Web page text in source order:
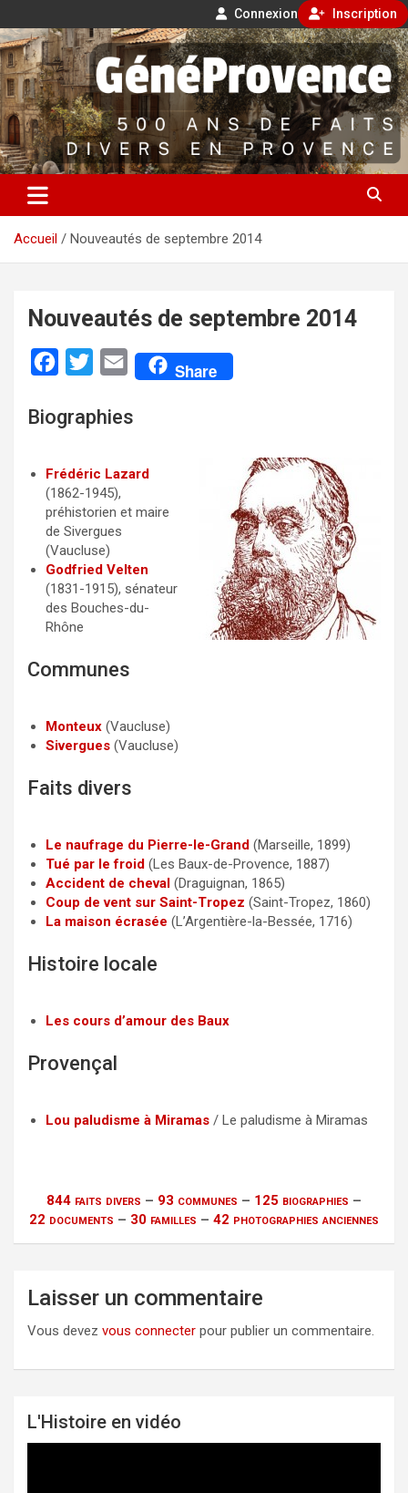
Connexion Inscription
Aller
au
contenu
GénéProvence
500 ans de faits divers en Provence
Accueil Nouveautés de septembre 2014
Nouveautés de septembre 2014
c
b
o
o
k
i
t
e
r
E
a
l
Share
Biographies
Frédéric Lazard
(1862-1945),
préhistorien et maire
de Sivergues
(Vaucluse)
Godfried Velten
(1831-1915), sénateur
des Bouches-du-
Rhône
Communes
Monteux (Vaucluse)
Sivergues (Vaucluse)
Faits divers
Le naufrage du Pierre-le-Grand (Marseille, 1899)
Tué par le froid (Les Baux-de-Provence, 1887)
Accident de cheval (Draguignan, 1865)
Coup de vent sur Saint-Tropez (Saint-Tropez, 1860)
La maison écrasée (L’Argentière-la-Bessée, 1716)
Histoire locale
Les cours d’amour des Baux
Provençal
Lou paludisme à Miramas / Le paludisme à Miramas
844 faits divers – 93 communes – 125 biographies –
22 documents – 30 familles – 42 photographies anciennes
Laisser un commentaire
Vous devez vous connecter pour publier un commentaire.
L'Histoire en vidéo